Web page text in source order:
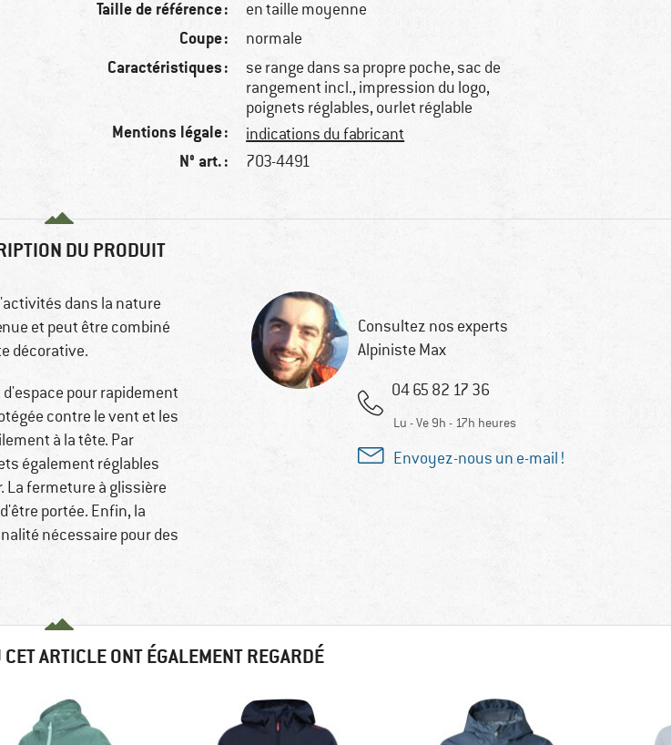
Taille de référence : en taille moyenne
Coupe : normale
Caractéristiques :
se range dans sa propre poche, sac de
rangement incl., impression du logo,
poignets réglables, ourlet réglable
Mentions légale : indications du fabricant
N° art. : 703-4491
DU PRODUIT
dans la nature
et peut être combiné
décorative.
pour rapidement
contre le vent et les
à la tête. Par
également réglables
La fermeture à glissière
portée. Enfin, la
nécessaire pour des
Consultez nos experts
Alpiniste Max
04 65 82 17 36
Lu - Ve 9h - 17h heures
Envoyez-nous un e-mail !
ARTICLE ONT ÉGALEMENT REGARDÉ